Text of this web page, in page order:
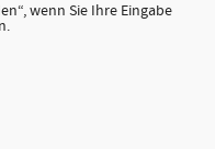
wenn Sie Ihre Eingabe